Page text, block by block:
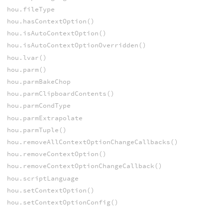
hou.fileType
hou.hasContextOption()
hou.isAutoContextOption()
hou.isAutoContextOptionOverridden()
hou.lvar()
hou.parm()
hou.parmBakeChop
hou.parmClipboardContents()
hou.parmCondType
hou.parmExtrapolate
hou.parmTuple()
hou.removeAllContextOptionChangeCallbacks()
hou.removeContextOption()
hou.removeContextOptionChangeCallback()
hou.scriptLanguage
hou.setContextOption()
hou.setContextOptionConfig()